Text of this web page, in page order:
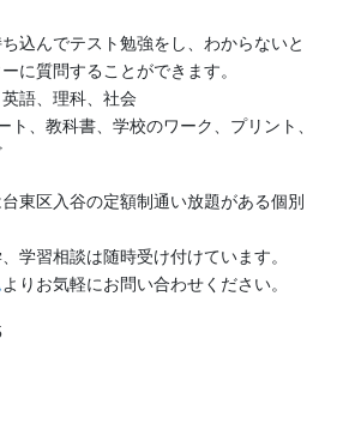
んでテスト勉強をし、わからないと
に質問することができます。
語、理科、社会
ト、教科書、学校のワーク、プリント、
東区入谷の定額制通い放題がある個別
学習相談は随時受け付けています。
よりお気軽にお問い合わせください。